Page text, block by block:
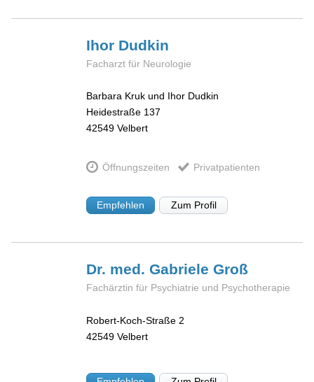
Ihor Dudkin
Facharzt für Neurologie
Barbara Kruk und Ihor Dudkin
Heidestraße 137
42549 Velbert
Öffnungszeiten Privatpatienten
Empfehlen Zum Profil
Dr. med. GabrieleGroß
Fachärztin für Psychiatrie und Psychotherapie
Robert-Koch-Straße 2
42549 Velbert